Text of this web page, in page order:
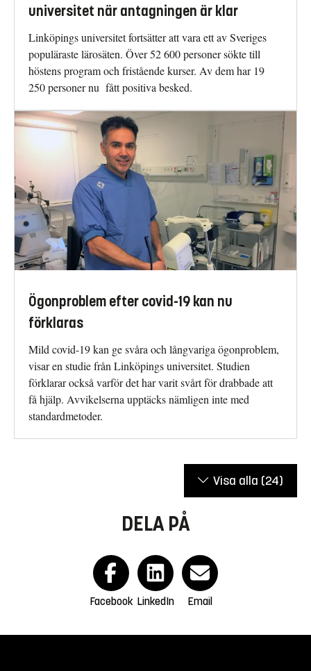
universitet när antagningen är klar
Linköpings universitet fortsätter att vara ett av Sveriges
populäraste lärosäten. Över 52 600 personer sökte till
höstens program och fristående kurser. Av dem har 19
250 personer nu fått positiva besked.
Ögonproblem efter covid-19 kan nu
förklaras
Mild covid-19 kan ge svåra och långvariga ögonproblem,
visar en studie från Linköpings universitet. Studien
förklarar också varför det har varit svårt för drabbade att
få hjälp. Avvikelserna upptäcks nämligen inte med
standardmetoder.
Visa alla (24)
DELA PÅ
Facebook LinkedIn Email